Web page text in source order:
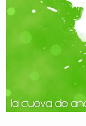
YouTube
Twitter